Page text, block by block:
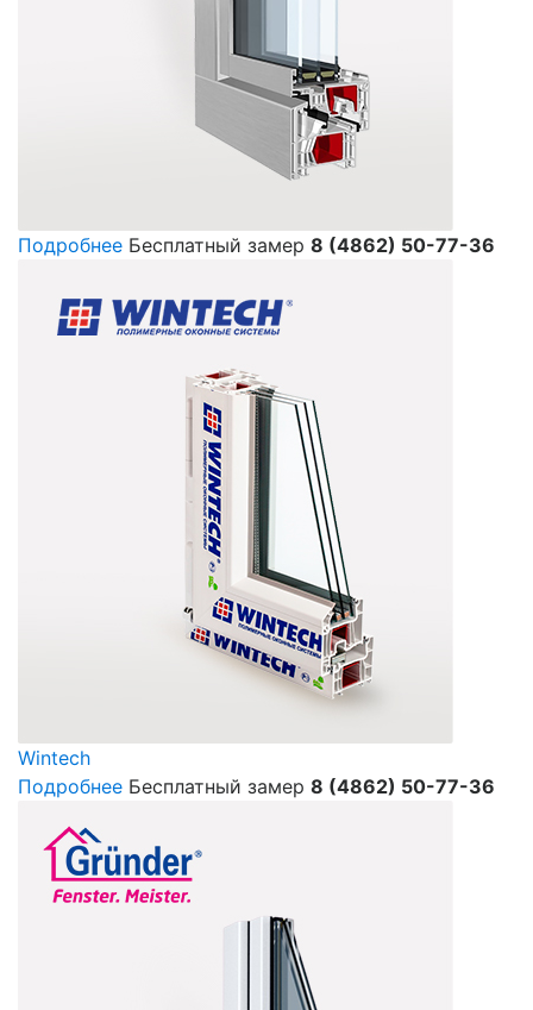
Подробнее Бесплатный замер 8 (4862) 50-77-36
Wintech
Подробнее Бесплатный замер 8 (4862) 50-77-36